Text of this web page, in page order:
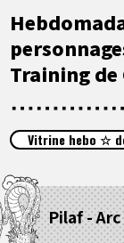
À NE
VIDÉOS
Training de
Vitrine hebo ☆
Pilaf -